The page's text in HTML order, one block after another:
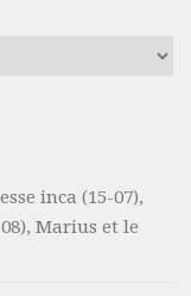
inca (15-07),
Marius et le